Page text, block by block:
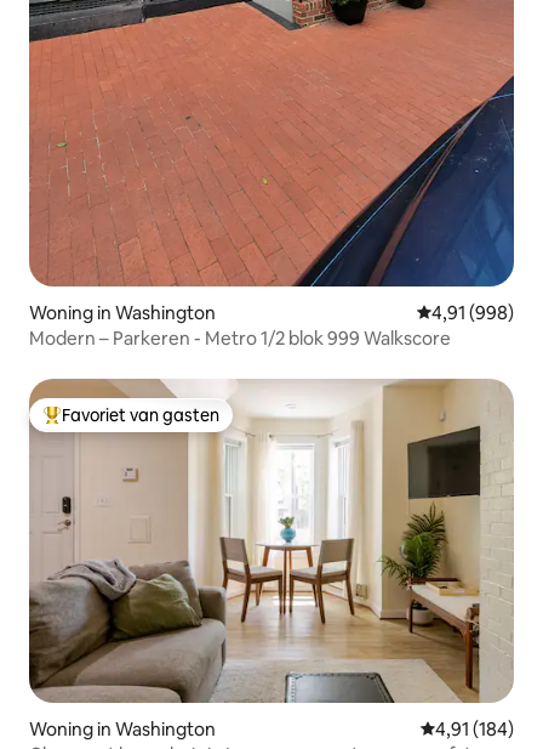
Woning in Washington Gemiddelde
4,91 (998)
Modern – Parkeren - Metro 1/2 blok 999 Walkscore
Topfavoriet van gasten
Favoriet van gasten
Woning in Washington Gemiddelde
4,91 (184)